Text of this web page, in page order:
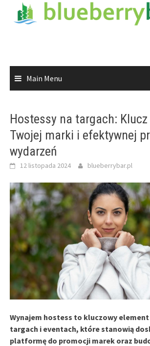
Main Menu
Hostessy na targach:
Twojej marki i efektywnej
wydarzeń
12 listopada 2024 blueberrybar.pl
Wynajem hostess to kluczowy element
targach i eventach, które stanowią
platformę do promocji marek oraz